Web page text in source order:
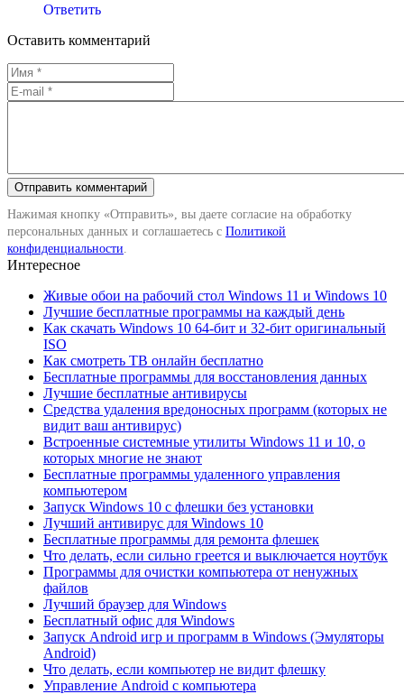
Ответить
Оставить комментарий
Нажимая кнопку «Отправить», вы даете согласие на обработку
персональных данных и соглашаетесь с Политикой
конфиденциальности
Интересное
Живые обои на рабочий стол Windows 11 и Windows 10
Лучшие бесплатные программы на каждый день
Как скачать Windows 10 64-бит и 32-бит оригинальный
ISO
Как смотреть ТВ онлайн бесплатно
Бесплатные программы для восстановления данных
Лучшие бесплатные антивирусы
Средства удаления вредоносных программ (которых не
видит ваш антивирус)
Встроенные системные утилиты Windows 11 и 10, о
которых многие не знают
Бесплатные программы удаленного управления
компьютером
Запуск Windows 10 с флешки без установки
Лучший антивирус для Windows 10
Бесплатные программы для ремонта флешек
Что делать, если сильно греется и выключается ноутбук
Программы для очистки компьютера от ненужных
файлов
Лучший браузер для Windows
Бесплатный офис для Windows
Запуск Android игр и программ в Windows (Эмуляторы
Android)
Что делать, если компьютер не видит флешку
Управление Android с компьютера